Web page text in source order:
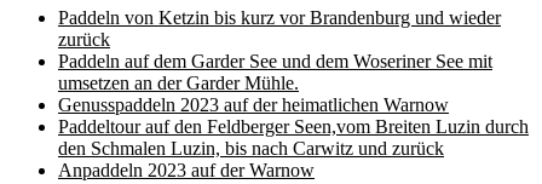
Paddeln von Ketzin bis kurz vor Brandenburg und wieder
zurück
Paddeln auf dem Garder See und dem Woseriner See mit
umsetzen an der Garder Mühle.
Genusspaddeln 2023 auf der heimatlichen Warnow
Paddeltour auf den Feldberger Seen,vom Breiten Luzin durch
den Schmalen Luzin, bis nach Carwitz und zurück
Anpaddeln 2023 auf der Warnow